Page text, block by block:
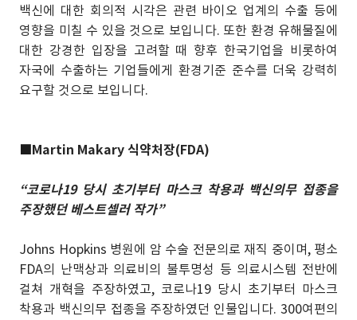
백신에 대한 회의적 시각은 관련 바이오 업계의 수출 등에
영향을 미칠 수 있을 것으로 보입니다. 또한 환경 유해물질에
대한 강경한 입장을 고려할 때 향후 한국기업을 비롯하여
자국에 수출하는 기업들에게 환경기준 준수를 더욱 강력히
요구할 것으로 보입니다.
■Martin Makary 식약처장(FDA)
“코로나19 당시 초기부터 마스크 착용과 백신의무 접종을
주장했던 베스트셀러 작가”
Johns Hopkins 병원에 암 수술 전문의로 재직 중이며, 평소
FDA의 난맥상과 의료비의 불투명성 등 의료시스템 전반에
걸쳐 개혁을 주장하였고, 코로나19 당시 초기부터 마스크
착용과 백신의무 접종을 주장하였던 인물입니다. 300여편의